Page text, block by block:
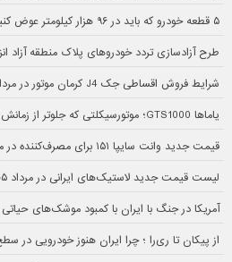
۵ قطعه خودرو که باید در ۹۶ هزار کیلومتر عوض کنید
طرح آزادسازی تردد خودروهای پلاک منطقه آزاد
شرایط فروش اقساطی جک J4 کرمان موتور در مرداد 1405
یاماها GTS1000؛ موتورسیکلتی که جلوتر از زمانش بود و مسیر آینده را هموار کرد
قیمت جدید وانت سایپا ۱۵۱ برای مصرف‌کننده در مرداد ۱۴۰۵ اعلام شد
لیست قیمت جدید لاستیک‌های ایرانی در مرداد ۱۴۰۵
آمریکا در جنگ با ایران با کمبود موشک‌های
از پیکان تا ری‌را ؛ چرا ایران هنوز خودرویی در